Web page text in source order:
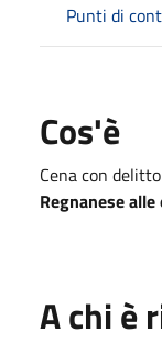
Punti di
Cos'è
Cena con delitto
Regnanese
A chi è